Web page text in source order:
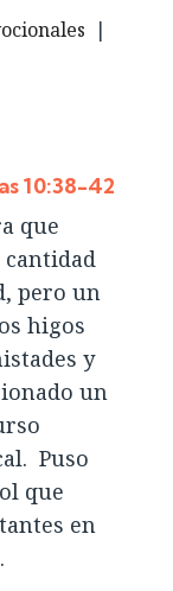
|
10:38-42
que
pero un
higos
y
un
Puso
que
en